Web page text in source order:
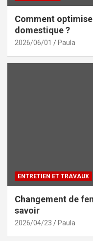
Comment
domestique ?
2026/06/01 Paula
ENTRETIEN ET TRAVAUX
Changement de
savoir
2026/04/23 Paula